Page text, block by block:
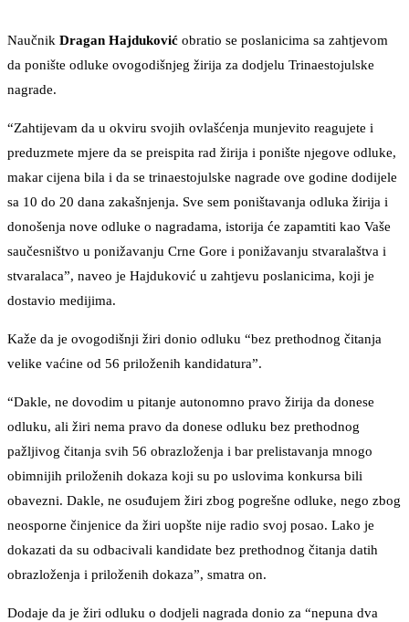
Naučnik Dragan Hajduković obratio se poslanicima sa zahtjevom
da ponište odluke ovogodišnjeg žirija za dodjelu Trinaestojulske
nagrade.
“Zahtijevam da u okviru svojih ovlašćenja munjevito reagujete i
preduzmete mjere da se preispita rad žirija i ponište njegove odluke,
makar cijena bila i da se trinaestojulske nagrade ove godine dodijele
sa 10 do 20 dana zakašnjenja. Sve sem poništavanja odluka žirija i
donošenja nove odluke o nagradama, istorija će zapamtiti kao Vaše
saučesništvo u ponižavanju Crne Gore i ponižavanju stvaralaštva i
stvaralaca”, naveo je Hajduković u zahtjevu poslanicima, koji je
dostavio medijima.
Kaže da je ovogodišnji žiri donio odluku “bez prethodnog čitanja
velike vaćine od 56 priloženih kandidatura”.
“Dakle, ne dovodim u pitanje autonomno pravo žirija da donese
odluku, ali žiri nema pravo da donese odluku bez prethodnog
pažljivog čitanja svih 56 obrazloženja i bar prelistavanja mnogo
obimnijih priloženih dokaza koji su po uslovima konkursa bili
obavezni. Dakle, ne osuđujem žiri zbog pogrešne odluke, nego zbog
neosporne činjenice da žiri uopšte nije radio svoj posao. Lako je
dokazati da su odbacivali kandidate bez prethodnog čitanja datih
obrazloženja i priloženih dokaza”, smatra on.
Dodaje da je žiri odluku o dodjeli nagrada donio za “nepuna dva